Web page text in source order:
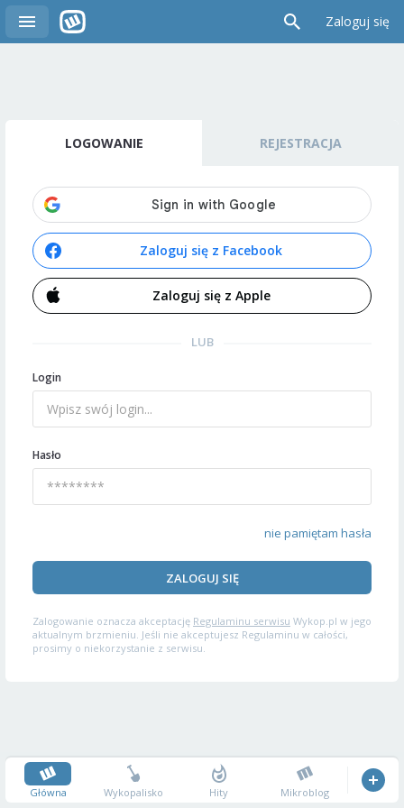
Zaloguj się
LOGOWANIE REJESTRACJA
Zaloguj się z Facebook
Zaloguj się z Apple
LUB
Login
Hasło
nie pamiętam hasła
ZALOGUJ SIĘ
Zalogowanie oznacza akceptację Regulaminu serwisu Wykop.pl w jego
aktualnym brzmieniu. Jeśli nie akceptujesz Regulaminu w całości,
prosimy o niekorzystanie z serwisu.
Główna Wykopalisko Hity Mikroblog